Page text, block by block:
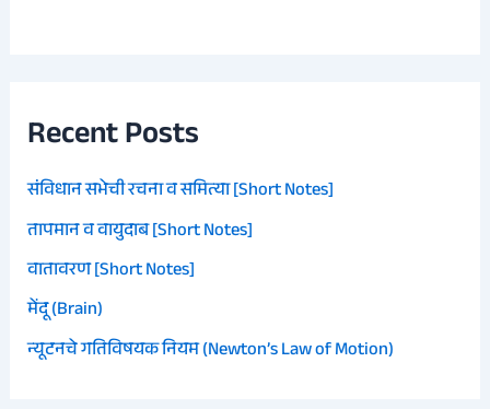
Recent Posts
संविधान सभेची रचना व समित्या [Short Notes]
तापमान व वायुदाब [Short Notes]
वातावरण [Short Notes]
मेंदू (Brain)
न्यूटनचे गतिविषयक नियम (Newton’s Law of Motion)